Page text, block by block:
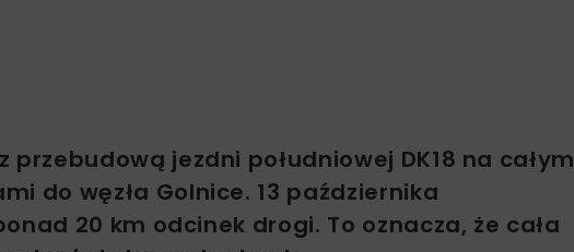
jezdni południowej DK18 na całym
do węzła Golnice. 13 października
20 km odcinek drogi. To oznacza, że cała